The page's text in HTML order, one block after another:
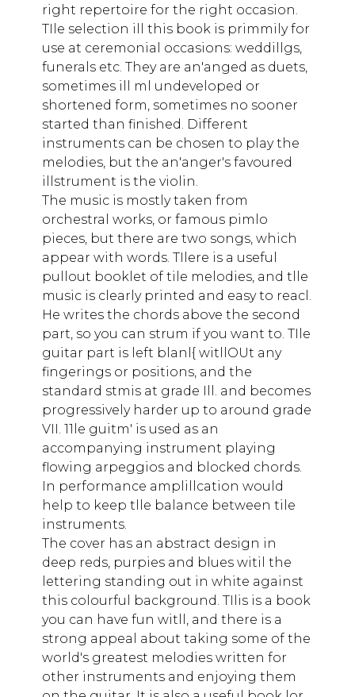
right repertoire for the right occasion.
TIle selection ill this book is primmily for
use at ceremonial occasions: weddillgs,
funerals etc. They are an'anged as duets,
sometimes ill ml undeveloped or
shortened form, sometimes no sooner
started than finished. Different
instruments can be chosen to play the
melodies, but the an'anger's favoured
illstrument is the violin.
The music is mostly taken from
orchestral works, or famous pimlo
pieces, but there are two songs, which
appear with words. TIlere is a useful
pullout booklet of tile melodies, and tlle
music is clearly printed and easy to reacl.
He writes the chords above the second
part, so you can strum if you want to. TIle
guitar part is left blanl{ witllOUt any
fingerings or positions, and the
standard stmis at grade Ill. and becomes
progressively harder up to around grade
VII. 11le guitm' is used as an
accompanying instrument playing
flowing arpeggios and blocked chords.
In performance amplillcation would
help to keep tlle balance between tile
instruments.
The cover has an abstract design in
deep reds, purpies and blues witil the
lettering standing out in white against
this colourful background. TIlis is a book
you can have fun witll, and there is a
strong appeal about taking some of the
world's greatest melodies written for
other instruments and enjoying them